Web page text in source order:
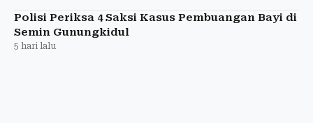
Polisi Periksa 4 Saksi Kasus Pembuangan Bayi di
Semin Gunungkidul
5 hari lalu